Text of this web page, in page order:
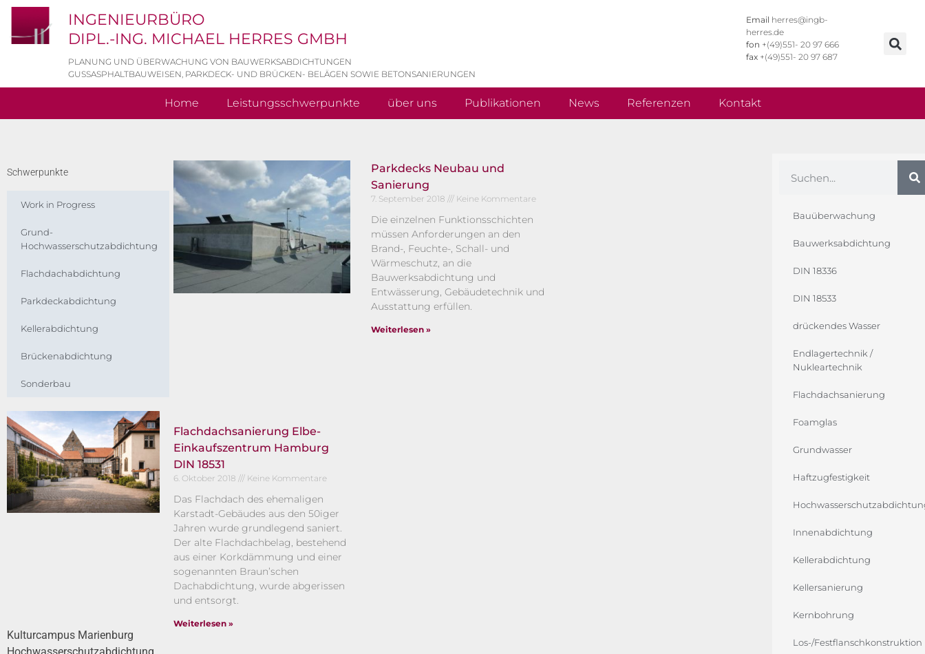
INGENIEURBÜRO
DIPL.-ING. MICHAEL HERRES GMBH
PLANUNG UND ÜBERWACHUNG VON BAUWERKSABDICHTUNGEN
GUSSASPHALTBAUWEISEN, PARKDECK- UND BRÜCKEN- BELÄGEN SOWIE BETONSANIERUNGEN
Email herres@ingb-
herres.de
fon +(49)551- 20 97 666
fax +(49)551- 20 97 687
Home Leistungsschwerpunkte über uns Publikationen News Referenzen Kontakt
Schwerpunkte
Work in Progress
Grund-
Hochwasserschutzabdichtung
Flachdachabdichtung
Parkdeckabdichtung
Kellerabdichtung
Brückenabdichtung
Sonderbau
Kulturcampus Marienburg
Flachdachsanierung Elbe-
Einkaufszentrum Hamburg
DIN 18531
6. Oktober 2018 Keine Kommentare
Das Flachdach des ehemaligen
Karstadt-Gebäudes aus den 50iger
Jahren wurde grundlegend saniert.
Der alte Flachdachbelag, bestehend
aus einer Korkdämmung und einer
sogenannten Braun’schen
Dachabdichtung, wurde abgerissen
und entsorgt.
Weiterlesen »
Parkdecks Neubau und
Sanierung
7. September 2018 Keine Kommentare
Die einzelnen Funktionsschichten
müssen Anforderungen an den
Brand-, Feuchte-, Schall- und
Wärmeschutz, an die
Bauwerksabdichtung und
Entwässerung, Gebäudetechnik und
Ausstattung erfüllen.
Weiterlesen »
Bauüberwachung
Bauwerksabdichtung
DIN 18336
DIN 18533
drückendes Wasser
Endlagertechnik /
Nukleartechnik
Flachdachsanierung
Foamglas
Grundwasser
Haftzugfestigkeit
Innenabdichtung
Kellerabdichtung
Kellersanierung
Kernbohrung
Los-/Festflanschkonstruktion